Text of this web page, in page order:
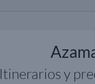
Itinerarios y